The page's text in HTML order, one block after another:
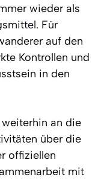
wieder als
Für
auf den
Kontrollen und
in den
an die
über die
offiziellen
mit